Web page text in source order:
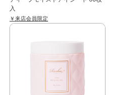
入
￥来店会員限定